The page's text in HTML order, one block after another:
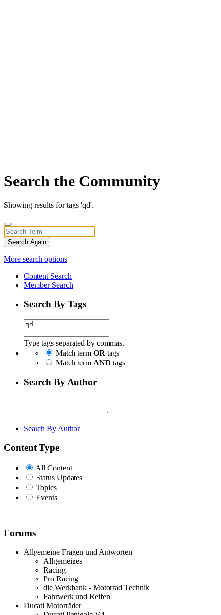
Search the Community
Showing results for tags 'qd'.
Search Again
More search options
Content Search
Member Search
Search By Tags
Type tags separated by commas.
Match term OR tags
Match term AND tags
Search By Author
Search By Author
Content Type
All Content
Status Updates
Topics
Events
Forums
Allgemeine Fragen und Antworten
Allgemeines
Racing
Pro Racing
die Werkbank - Motorrad Technik
Fahrwerk und Reifen
Ducati Motorräder